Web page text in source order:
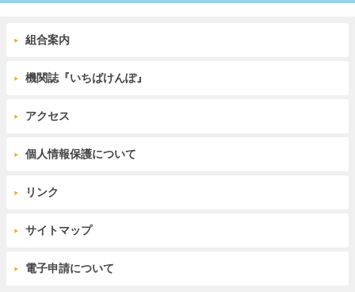
組合案内
機関誌『いちばけんぽ』
アクセス
個人情報保護について
リンク
サイトマップ
電子申請について